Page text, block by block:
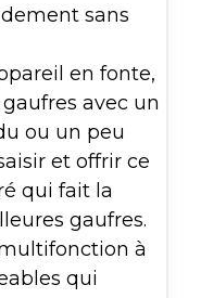
sans
en fonte,
avec un
ou un peu
et offrir ce
qui fait la
gaufres.
à
qui